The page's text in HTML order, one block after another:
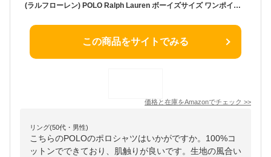
(ラルフローレン) POLO Ralph Lauren ボーイズサイズ ワンポイント 鹿の子 ポロシャツ (XL, BLACK/RED) [並行輸入品]
この商品をサイトでみる
価格と在庫をAmazonでチェック >>
リング(50代・男性)
こちらのPOLOのポロシャツはいかがですか。100%コ
ットンでできており、肌触りが良いです。生地の風合い